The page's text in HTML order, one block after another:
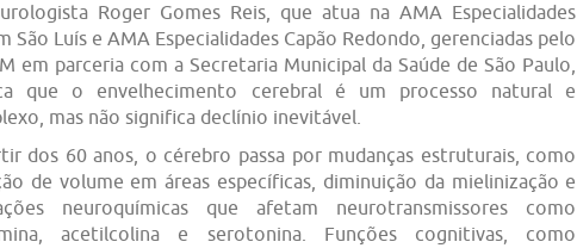
Roger Gomes Reis, que atua na AMA Especialidades
São Luís e AMA Especialidades Capão Redondo, gerenciadas pelo
em parceria com a Secretaria Municipal da Saúde de São Paulo,
que o envelhecimento cerebral é um processo natural e
mas não significa declínio inevitável.
dos 60 anos, o cérebro passa por mudanças estruturais, como
de volume em áreas específicas, diminuição da mielinização e
neuroquímicas que afetam neurotransmissores como
acetilcolina e serotonina. Funções cognitivas, como